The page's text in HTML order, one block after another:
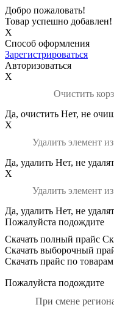
Добро пожаловать!
Товар успешно добавлен!
X
Способ оформления
Зарегистрироваться
Авторизоваться
X
Очистить
Да, очистить Нет, не
X
Удалить элемент
Да, удалить Нет, не
X
Удалить элемент
Да, удалить Нет, не
Пожалуйста подождите
Скачать полный прайс
Скачать выборочный
Скачать прайс по
Пожалуйста подождите
При смене